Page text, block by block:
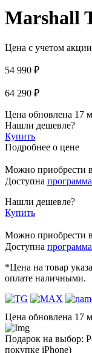
Marshall
Цена с учетом акции
54 990 ₽
64 290 ₽
Цена обновлена 17
Нашли дешевле?
Купить
Подробнее о цене
Можно приобрести в
Доступна
Нашли дешевле?
Купить
Можно приобрести в
Доступна
*Цена на товар
оплате наличными.
Цена обновлена 17
Подарок на выбор:
покупке iPhone)